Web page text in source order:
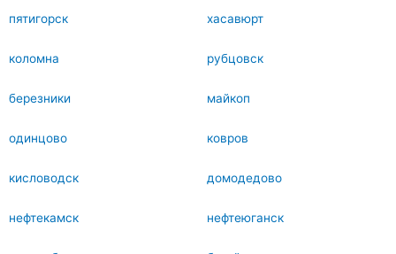
пятигорск хасавюрт
коломна рубцовск
березники майкоп
одинцово ковров
кисловодск домодедово
нефтекамск нефтеюганск